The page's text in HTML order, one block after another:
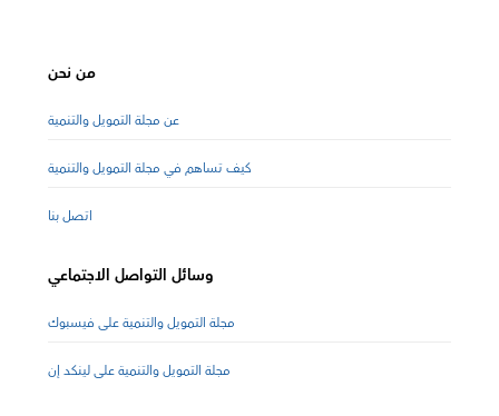
من نحن
عن مجلة التمويل والتنمية
كيف تساهم في مجلة التمويل والتنمية
اتصل بنا
وسائل التواصل الاجتماعي
مجلة التمويل والتنمية على فيسبوك
مجلة التمويل والتنمية على لينكد إن